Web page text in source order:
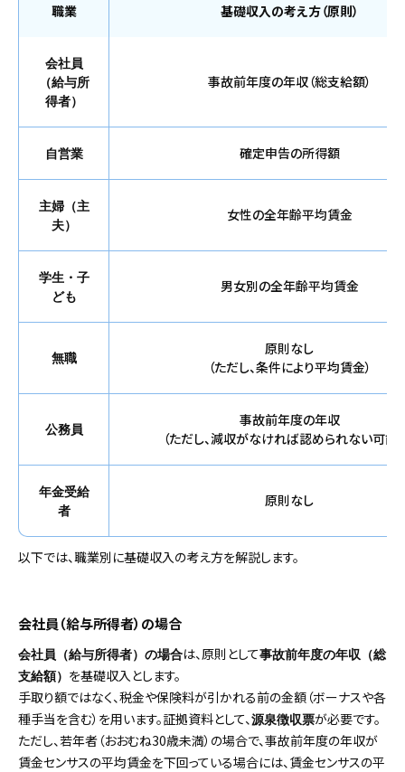
職業 基礎収入の考え方（原則）
会社員
（給与所
得者）
事故前年度の年収（総支給額）
自営業 確定申告の所得額
主婦（主
夫）
女性の全年齢平均賃金
学生・子
ども
男女別の全年齢平均賃金
無職
原則なし
（ただし、条件により平均賃金）
公務員
事故前年度の年収
（ただし、減収がなければ認められない可能
年金受給
者
原則なし
以下では、職業別に基礎収入の考え方を解説します。
会社員（給与所得者）の場合
会社員（給与所得者）の場合は、原則として事故前年度の年収（総
支給額） を基礎収入とします。
手取り額ではなく、税金や保険料が引かれる前の金額（ボーナスや各
種手当を含む）を用います。証拠資料として、 源泉徴収票が必要です。
ただし、若年者（おおむね30歳未満）の場合で、事故前年度の年収が
賃金センサスの平均賃金を下回っている場合には、賃金センサスの平